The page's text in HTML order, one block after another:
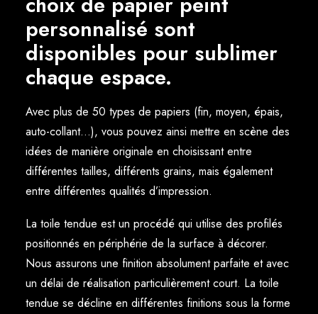
personnalisé sont
disponibles pour sublimer
chaque espace.
Avec plus de 50 types de papiers (fin, moyen, épais,
auto-collant…), vous pouvez ainsi mettre en scène des
idées de manière originale en choisissant entre
différentes tailles, différents grains, mais également
entre différentes qualités d’impression.
La toile tendue est un procédé qui utilise des profilés
positionnés en périphérie de la surface à décorer.
Nous assurons une finition absolument parfaite et avec
un délai de réalisation particulièrement court. La toile
tendue se décline en différentes finitions sous la forme